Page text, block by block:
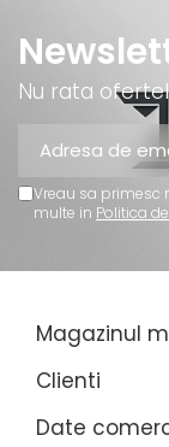
Nu rata
Vreau sa primesc
multe in Politica
Magazinul
Clienti
Date